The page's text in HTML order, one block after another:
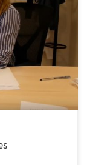
do Minho, conta-
contada por…”, a
dos funcionários